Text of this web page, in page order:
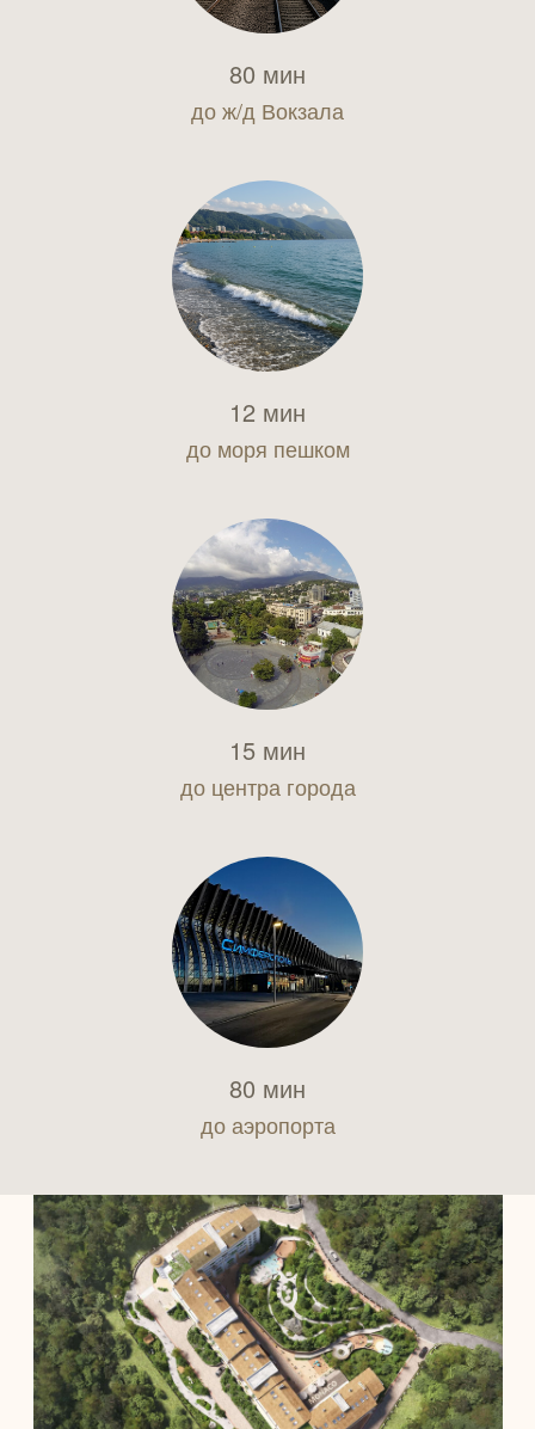
80 мин
до ж/д Вокзала
12 мин
до моря пешком
15 мин
до центра города
80 мин
до аэропорта